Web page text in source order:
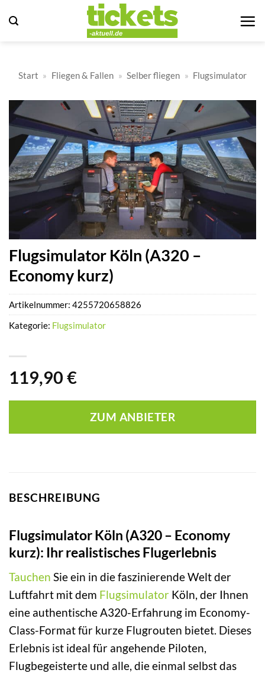
Inhalt
Start » Fliegen & Fallen » Selber fliegen » Flugsimulator
Flugsimulator Köln (A320 –
Economy kurz)
119,90 €
ZUM ANBIETER
Artikelnummer: 4255720658826
Kategorie: Flugsimulator
BESCHREIBUNG
Flugsimulator Köln (A320 – Economy
kurz): Ihr realistisches Flugerlebnis
Tauchen Sie ein in die faszinierende Welt der
Luftfahrt mit dem Flugsimulator Köln, der Ihnen
eine authentische A320-Erfahrung im Economy-
Class-Format für kurze Flugrouten bietet. Dieses
Erlebnis ist ideal für angehende Piloten,
Flugbegeisterte und alle, die einmal selbst das